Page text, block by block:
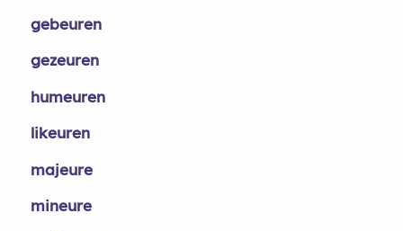
gebeuren
gezeuren
humeuren
likeuren
majeure
mineure